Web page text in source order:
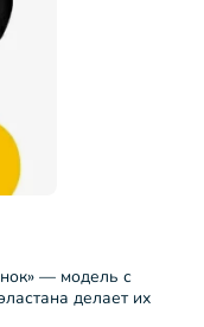
— модель с
делает их